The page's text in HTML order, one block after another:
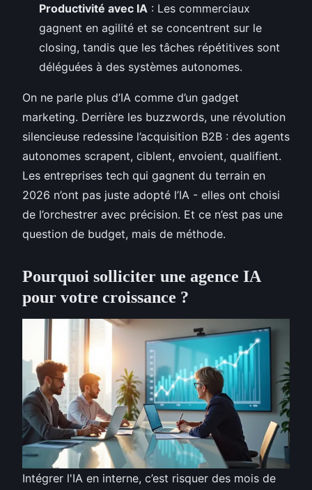
Productivité avec IA : Les commerciaux
gagnent en agilité et se concentrent sur le
closing, tandis que les tâches répétitives sont
déléguées à des systèmes autonomes.
On ne parle plus d’IA comme d’un gadget
marketing. Derrière les buzzwords, une révolution
silencieuse redessine l’acquisition B2B : des agents
autonomes scrapent, ciblent, envoient, qualifient.
Les entreprises tech qui gagnent du terrain en
2026 n’ont pas juste adopté l’IA - elles ont choisi
de l’orchestrer avec précision. Et ce n’est pas une
question de budget, mais de méthode.
Pourquoi solliciter une agence IA
pour votre croissance ?
Intégrer l'IA en interne, c’est risquer des mois de